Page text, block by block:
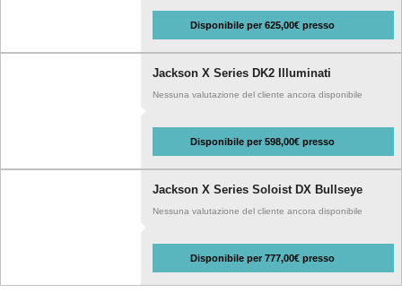
Disponibile per 625,00€ presso
Jackson X Series DK2 Illuminati
Nessuna valutazione del cliente ancora disponibile
Disponibile per 598,00€ presso
Jackson X Series Soloist DX Bullseye
Nessuna valutazione del cliente ancora disponibile
Disponibile per 777,00€ presso